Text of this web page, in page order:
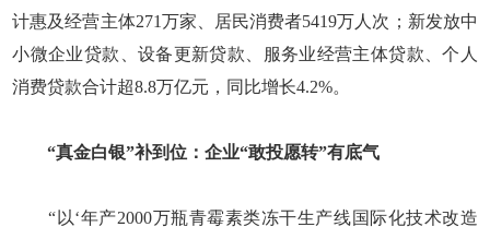
计惠及经营主体271万家、居民消费者5419万人次；新发放中
小微企业贷款、设备更新贷款、服务业经营主体贷款、个人
消费贷款合计超8.8万亿元，同比增长4.2%。
“真金白银”补到位：企业“敢投愿转”有底气
“以‘年产2000万瓶青霉素类冻干生产线国际化技术改造